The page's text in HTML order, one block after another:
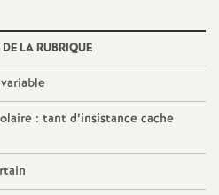
é
O
r
l
LA RUBRIQUE
: tant d’insistance cache